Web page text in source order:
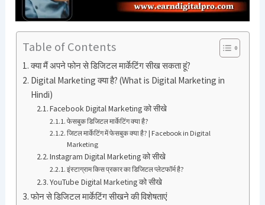
Table of Contents
क्या मैं अपने फोन से डिजिटल मार्केटिंग सीख सकता हूं?
Digital Marketing क्या है? (What is Digital Marketing in
Hindi)
Facebook Digital Marketing को सीखे
फेसबुक डिजिटल मार्केटिंग क्या है?
जिटल मार्केटिंग में फेसबुक क्या है? | Facebook in Digital
Marketing
Instagram Digital Marketing को सीखे
इंस्टाग्राम किस प्रकार का डिजिटल प्लेटफॉर्म है?
YouTube Digital Marketing को सीखे
फोन से डिजिटल मार्केटिंग सीखने की विशेषताएं